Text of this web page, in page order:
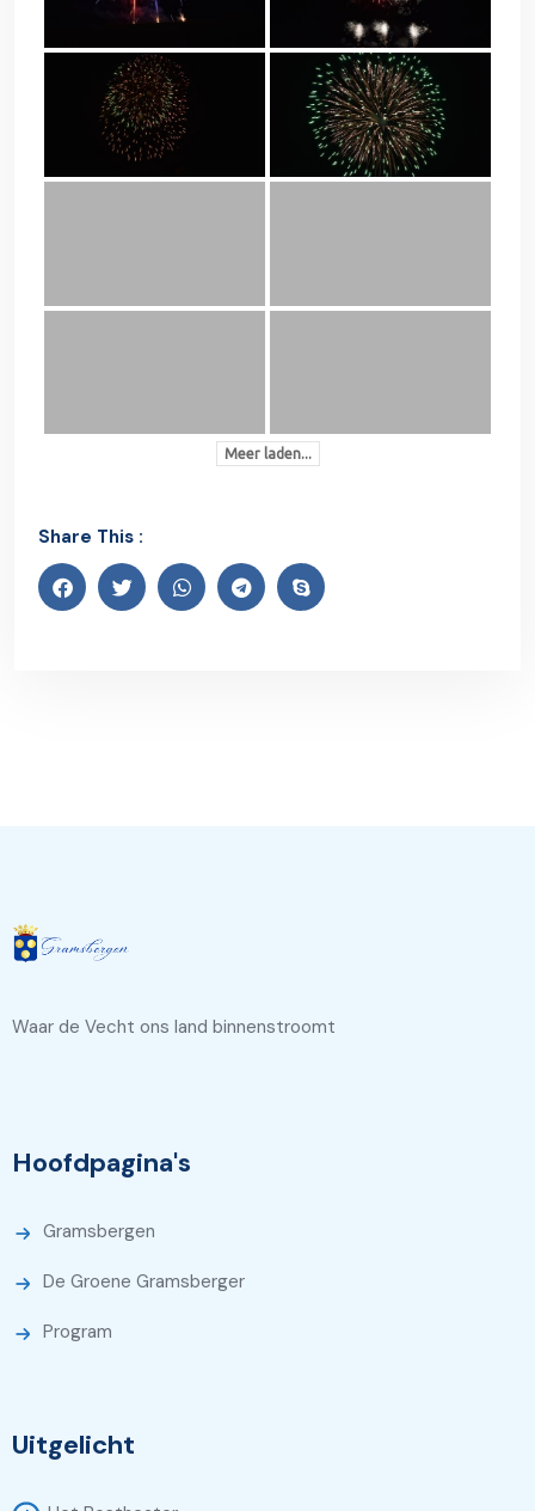
Meer laden...
Share This :
Waar de Vecht ons land binnenstroomt
Hoofdpagina's
Gramsbergen
De Groene Gramsberger
Program
Uitgelicht